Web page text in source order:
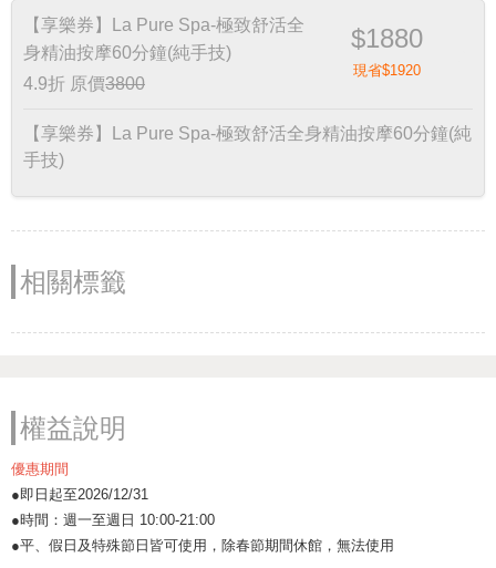
【享樂券】La Pure Spa-極致舒活全
身精油按摩60分鐘(純手技)
4.9折 原價3800
$1880
現省$1920
【享樂券】La Pure Spa-極致舒活全身精油按摩60分鐘(純
手技)
相關標籤
權益說明
優惠期間
●即日起至2026/12/31
●時間：週一至週日 10:00-21:00
●平、假日及特殊節日皆可使用，除春節期間休館，無法使用